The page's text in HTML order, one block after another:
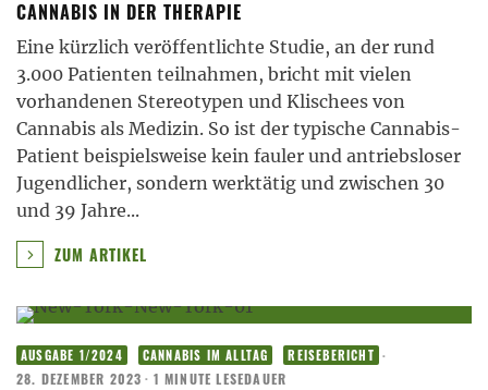
CANNABIS IN DER THERAPIE
Eine kürzlich veröffentlichte Studie, an der rund
3.000 Patienten teilnahmen, bricht mit vielen
vorhandenen Stereotypen und Klischees von
Cannabis als Medizin. So ist der typische Cannabis-
Patient beispielsweise kein fauler und antriebsloser
Jugendlicher, sondern werktätig und zwischen 30
und 39 Jahre...
ZUM ARTIKEL
AUSGABE 1/2024 CANNABIS IM ALLTAG REISEBERICHT ·
28. DEZEMBER 2023 · 1 MINUTE LESEDAUER